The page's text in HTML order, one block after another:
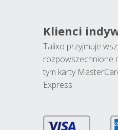
Klienci
Talixo przyjmuje
rozpowszechnione
tym karty
Express.